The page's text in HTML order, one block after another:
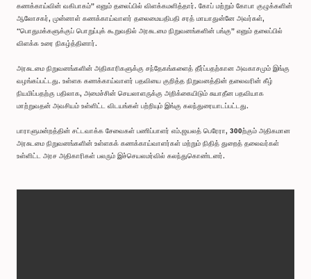
கணக்காய்வின் வகிபாகம்” எனும் தலைப்பில் விளக்கமளித்தார். கோப் மற்றும் கோபா குழுக்களின்
ஆலோசகர், முன்னாள் கணக்காய்வாளர் தலைமையதிபதி சரத் மாயாதுன்னே அவர்கள்,
“பொதுமக்களுக்குப் பொறுப்புக் கூறுவதில் அரசுடமை நிறுவனங்களின் பங்கு” எனும் தலைப்பில்
விளக்க உரை நிகழ்த்தினார்.
அரசுடமை நிறுவனங்களின் அதிகாரிகளுக்கு சந்தேகங்களைத் தீர்ப்பதற்கான அவகாசமும் இங்கு
வழங்கப்பட்டது. உள்ளக கணக்காய்வாளர் பதவியை குறித்த நிறுவனத்தின் தலைவரின் கீழ்
நியமிப்பதற்கு பதிலாக, அமைச்சின் செயலாளருக்கு அறிக்கையிடும் சுயாதீன பதவியாக
மாற்றுவதன் அவசியம் உள்ளிட்ட விடயங்கள் பற்றியும் இங்கு கலந்துரையாடப்பட்டது.
பாராளுமன்றத்தின் சட்டவாக்க சேவைகள் பணிப்பாளர் எம்.ஜயலத் பெரேரா, 300ற்கும் அதிகமான
அரசுடமை நிறுவனங்களின் உள்ளகக் கணக்காய்வாளர்கள் மற்றும் நிதித் துறைத் தலைவர்கள்
உள்ளிட்ட அரச அதிகாரிகள் பலரும் இச்செயலமர்வில் கலந்துகொண்டனர்.